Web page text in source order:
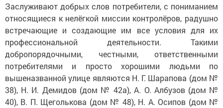
Заслуживают добрых слов потребители, с пониманием
относящиеся к нелёгкой миссии контролёров, радушно
встречающие и создающие им все условия для их
профессиональной деятельности. Такими
добропорядочными, честными, ответственными
потребителями и просто хорошими людьми по
вышеназванной улице являются Н. Г. Шарапова (дом №
38), Н. И. Демидов (дом № 42а), А. О. Албузов (дом №
40), В. П. Щеголькова (дом № 48), Н. А. Осипов (дом №